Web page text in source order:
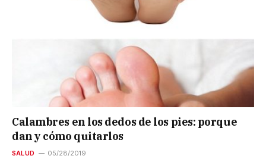
Calambres en los dedos de los pies: porque
dan y cómo quitarlos
SALUD 05/28/2019